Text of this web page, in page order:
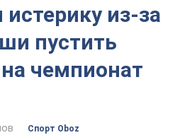
из-за
пустить
чемпионат
Спорт Oboz